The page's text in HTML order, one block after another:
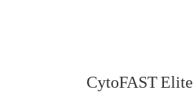
CytoFAST Elite